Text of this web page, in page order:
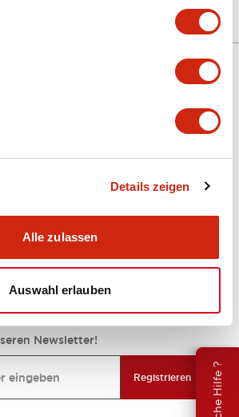
Details zeigen
Alle zulassen
Auswahl erlauben
Dokumente
Newsletter!
Registrieren